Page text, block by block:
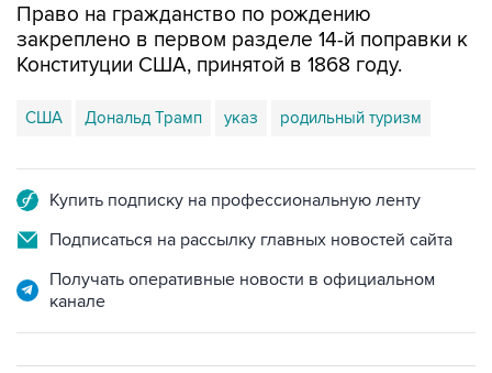
Право на гражданство по рождению
закреплено в первом разделе 14-й поправки к
Конституции США, принятой в 1868 году.
США Дональд Трамп указ родильный туризм
Купить подписку на профессиональную ленту
Подписаться на рассылку главных новостей сайта
Получать оперативные новости в официальном
канале